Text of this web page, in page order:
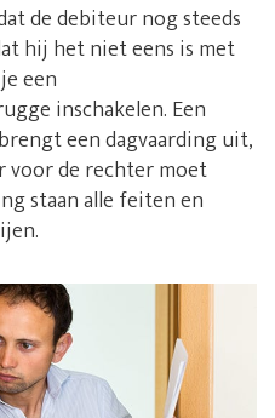
de debiteur nog steeds
hij het niet eens is met
een
inschakelen. Een
een dagvaarding uit,
voor de rechter moet
staan alle feiten en